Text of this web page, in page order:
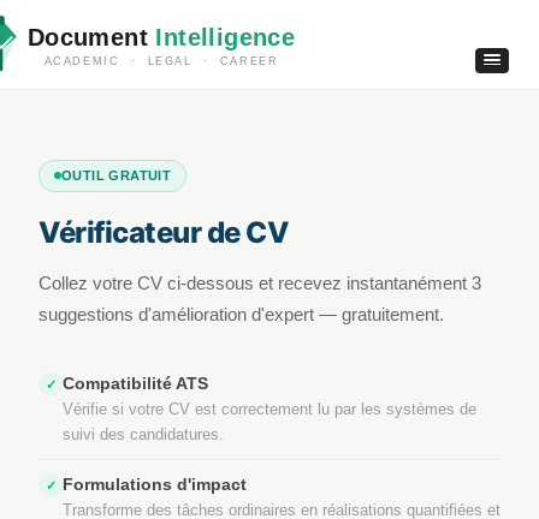
Document Intelligence
ACADEMIC · LEGAL · CAREER
OUTIL GRATUIT
Vérificateur de CV
Collez votre CV ci-dessous et recevez instantanément 3
suggestions d'amélioration d'expert — gratuitement.
✓ Compatibilité ATS
Vérifie si votre CV est correctement lu par les systèmes de
suivi des candidatures.
✓ Formulations d'impact
Transforme des tâches ordinaires en réalisations quantifiées et